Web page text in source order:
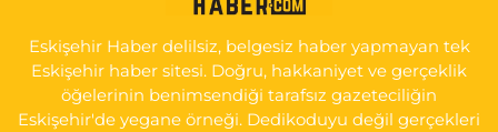
Yol Tarifi Al
Eskişehir Haber delilsiz, belgesiz haber yapmayan tek
Eskişehir haber sitesi. Doğru, hakkaniyet ve gerçeklik
öğelerinin benimsendiği tarafsız gazeteciliğin
Eskişehir'de yegane örneği. Dedikoduyu değil gerçekleri